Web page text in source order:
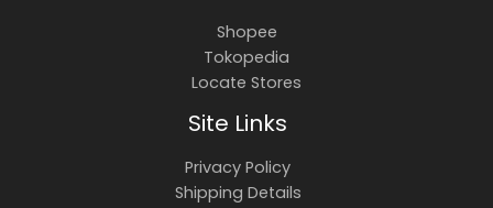
Shopee
Tokopedia
Locate Stores
Site Links
Privacy Policy
Shipping Details